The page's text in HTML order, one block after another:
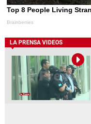
LA PRENSA VIDEOS